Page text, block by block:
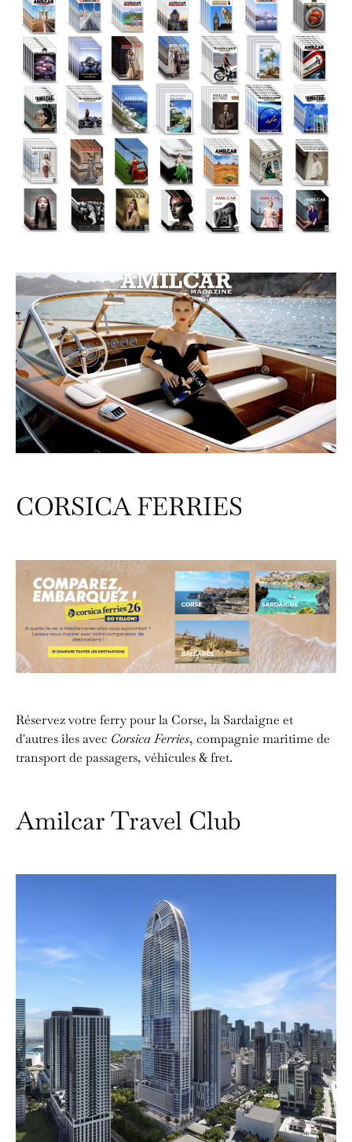
CORSICA FERRIES
Réservez votre ferry pour la Corse, la Sardaigne et
d'autres îles avec Corsica Ferries, compagnie maritime de
transport de passagers, véhicules & fret.
Amilcar Travel Club